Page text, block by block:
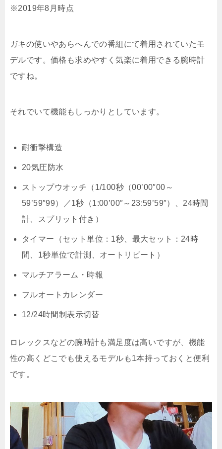
※2019年8月時点
ガキの使いやあらへんでの番組にて着用されていたモ
デルです。価格も求めやすく気楽に着用できる腕時計
ですね。
それでいて機能もしっかりとしています。
耐衝撃構造
20気圧防水
ストップウオッチ（1/100秒（00’00″00～
59’59″99）／1秒（1:00’00″～23:59’59″）、24時間
計、スプリット付き）
タイマー（セット単位：1秒、最大セット：24時
間、1秒単位で計測、オートリピート）
マルチアラーム・時報
フルオートカレンダー
12/24時間制表示切替
ロレックスなどの腕時計も満足度は高いですが、機能
性の高くどこでも使えるモデルも1本持っておくと便利
です。